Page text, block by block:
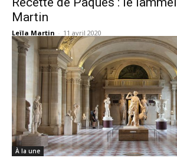
Martin
Leïla Martin - 11 avril 2020
À la une